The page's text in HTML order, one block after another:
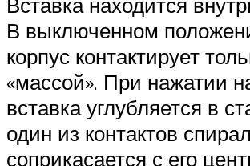
В выключенном
корпус контактирует
«массой». При нажатии
вставка углубляется в
один из контактов
соприкасается с его